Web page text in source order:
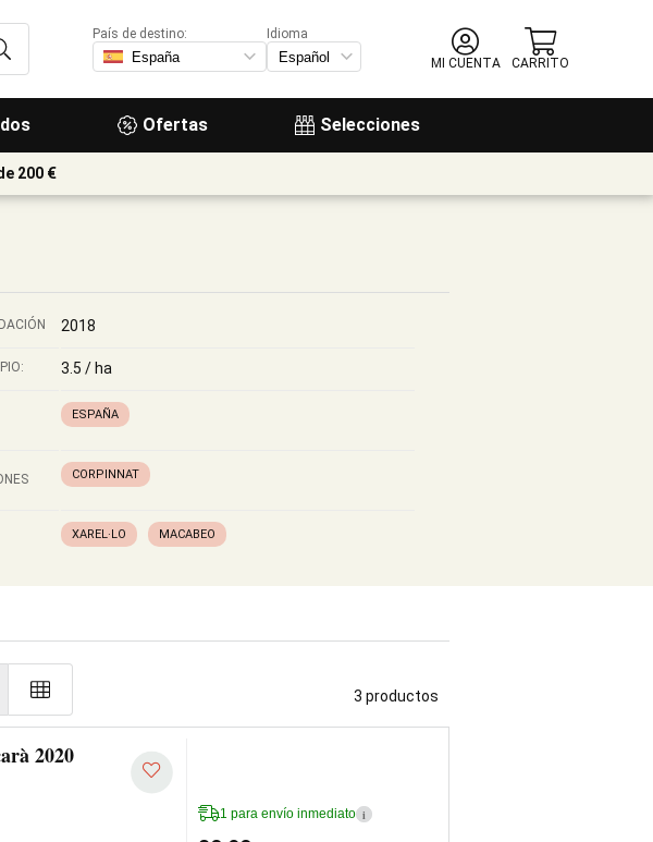
Ofertas Selecciones
País de destino:
Idioma
MI CUENTA
CARRITO
200 €
2018
3.5 / ha
ESPAÑA
CORPINNAT
XAREL·LO MACABEO
3 productos
2020
1 para envío inmediato i